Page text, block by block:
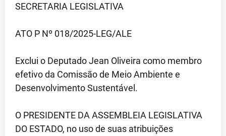
SECRETARIA LEGISLATIVA
ATO P Nº 018/2025-LEG/ALE
Exclui o Deputado Jean Oliveira como membro
efetivo da Comissão de Meio Ambiente e
Desenvolvimento Sustentável.
O PRESIDENTE DA ASSEMBLEIA LEGISLATIVA
DO ESTADO, no uso de suas atribuições